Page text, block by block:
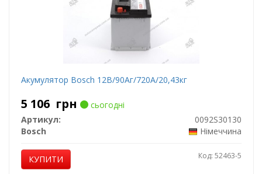
Акумулятор Bosch 12В/90Аг/720А/20,43кг
5 106 грн
сьогодні
Артикул:
0092S30130
Bosch
Німеччина
КУПИТИ Код: 52463-5